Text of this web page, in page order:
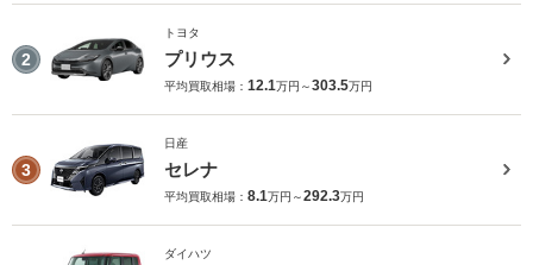
2
トヨタ
プリウス
平均買取相場： 12.1万円～303.5万円
3
日産
セレナ
平均買取相場： 8.1万円～292.3万円
ダイハツ